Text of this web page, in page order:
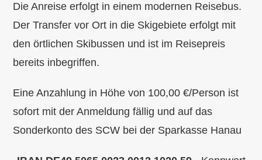
Die Anreise erfolgt in einem modernen Reisebus.
Der Transfer vor Ort in die Skigebiete erfolgt mit
den örtlichen Skibussen und ist im Reisepreis
bereits inbegriffen.
Eine Anzahlung in Höhe von 100,00 €/Person ist
sofort mit der Anmeldung fällig und auf das
Sonderkonto des SCW bei der Sparkasse Hanau